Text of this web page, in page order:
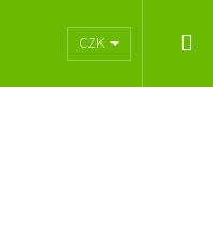
Obchodní
CZK